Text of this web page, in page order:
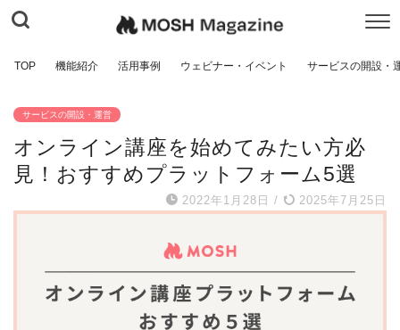
TOP 機能紹介 活用事例 ウェビナー・イベント サービスの開設・
サービスの開設・運営
オンライン講座を始めてみたい方必
見！おすすめプラットフォーム5選
2022年1月28日 / 2025年7月25日